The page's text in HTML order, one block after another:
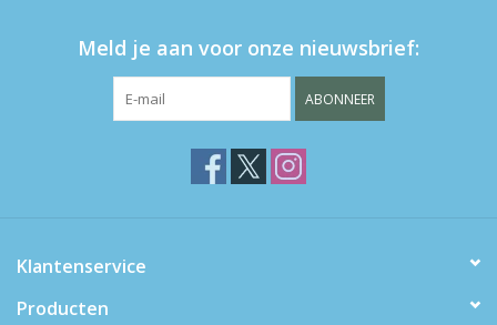
Meld je aan voor onze nieuwsbrief:
ABONNEER
Klantenservice
Producten